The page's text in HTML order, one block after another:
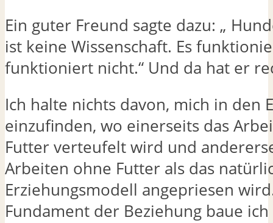
Ein guter Freund sagte dazu: „
ist keine Wissenschaft. Es
funktioniert nicht.“ Und da hat er
Ich halte nichts davon, mich in den
einzufinden, wo einerseits das
Futter verteufelt wird und
Arbeiten ohne Futter als das
Erziehungsmodell angepriesen
Fundament der Beziehung baue